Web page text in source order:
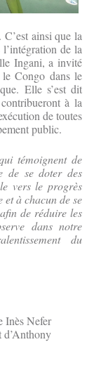
ainsi que la
de la
Ingani, a invité
le Congo dans le
Elle s’est dit
à la
de toutes
public.
témoignent de
de se doter des
vers le progrès
à chacun de se
de réduire les
dans notre
du
Inès Nefer
d’Anthony